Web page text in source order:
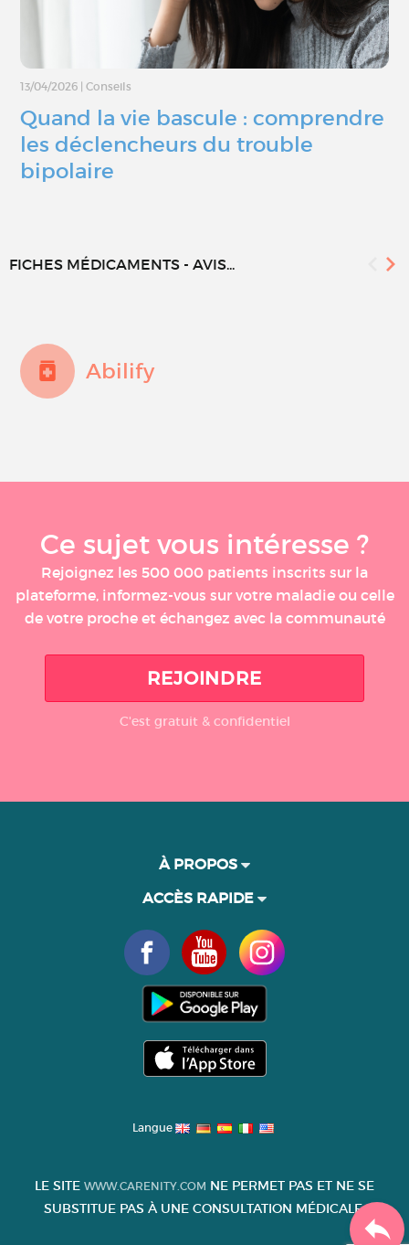
13/04/2026 Conseils
Quand la vie bascule : comprendre
les déclencheurs du trouble
bipolaire
FICHES MÉDICAMENTS - AVIS...
Abilify
Ce sujet vous intéresse ?
Rejoignez les 500 000 patients inscrits sur la
plateforme, informez-vous sur votre maladie ou celle
de votre proche et échangez avec la communauté
REJOINDRE
C'est gratuit & confidentiel
À PROPOS
ACCÈS RAPIDE
Langue
LE SITE WWW.CARENITY.COM NE PERMET PAS ET NE SE
SUBSTITUE PAS À UNE CONSULTATION MÉDICALE.